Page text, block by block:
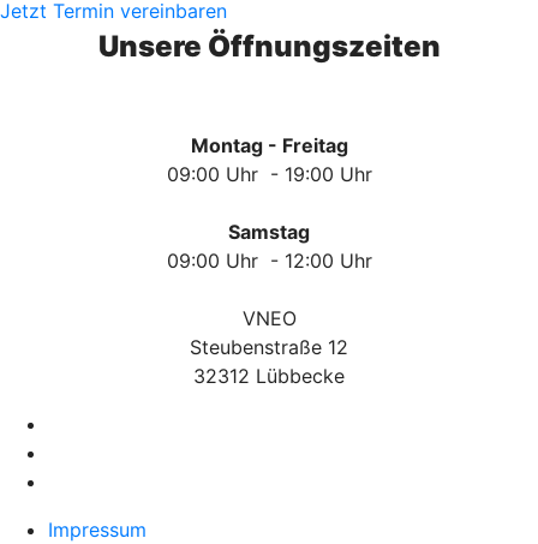
Jetzt Termin vereinbaren
Unsere Öffnungszeiten
Montag - Freitag
09:00 Uhr - 19:00 Uhr
Samstag
09:00 Uhr - 12:00 Uhr
VNEO
Steubenstraße 12
32312 Lübbecke
Impressum